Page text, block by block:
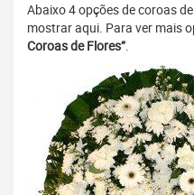
Abaixo 4 opções de coroas
mostrar aqui. Para ver mais
Coroas de Flores”.